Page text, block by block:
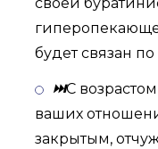
будет связан
⏭С
ваших
закрытым,